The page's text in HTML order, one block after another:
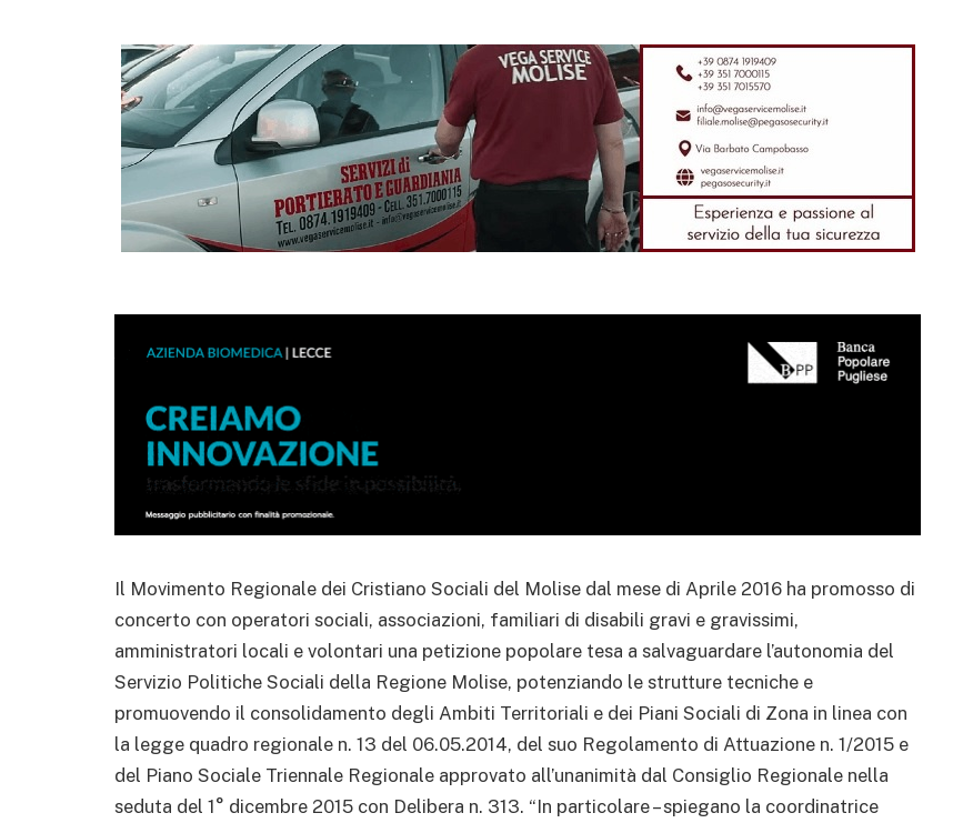
Il Movimento Regionale dei Cristiano Sociali del Molise dal mese di Aprile 2016 ha promosso di
concerto con operatori sociali, associazioni, familiari di disabili gravi e gravissimi,
amministratori locali e volontari una petizione popolare tesa a salvaguardare l’autonomia del
Servizio Politiche Sociali della Regione Molise, potenziando le strutture tecniche e
promuovendo il consolidamento degli Ambiti Territoriali e dei Piani Sociali di Zona in linea con
la legge quadro regionale n. 13 del 06.05.2014, del suo Regolamento di Attuazione n. 1/2015 e
del Piano Sociale Triennale Regionale approvato all’unanimità dal Consiglio Regionale nella
seduta del 1° dicembre 2015 con Delibera n. 313. “In particolare – spiegano la coordinatrice